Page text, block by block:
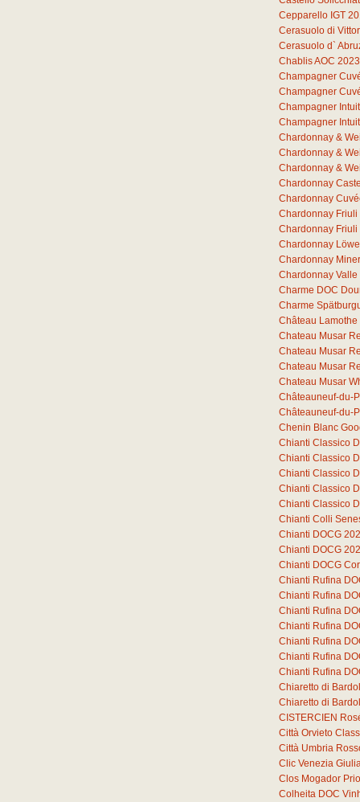
Cepparello IGT
Cerasuolo di
Cerasuolo d`
Chablis AOC 2023
Champagner
Champagner
Champagner
Champagner
Chardonnay &
Chardonnay &
Chardonnay &
Chardonnay
Chardonnay
Chardonnay
Chardonnay
Chardonnay
Chardonnay
Chardonnay Valle
Charme DOC
Charme
Château
Chateau Musar
Chateau Musar
Chateau Musar
Chateau Musar
Châteauneuf-du-
Châteauneuf-du-
Chenin Blanc
Chianti Classico
Chianti Classico
Chianti Classico
Chianti Classico
Chianti Classico
Chianti Colli
Chianti DOCG
Chianti DOCG
Chianti DOCG
Chianti Rufina
Chianti Rufina
Chianti Rufina
Chianti Rufina
Chianti Rufina
Chianti Rufina
Chianti Rufina
Chiaretto di
Chiaretto di
CISTERCIEN
Città Orvieto
Città Umbria
Clic Venezia
Clos Mogador
Colheita DOC